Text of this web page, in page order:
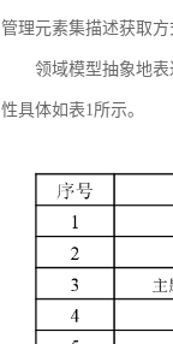
管理元素集描述获取
领域模型抽象地
性具体如表1所示。